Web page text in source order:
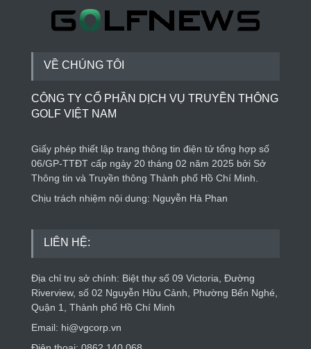
Phong cách sống 5 ngày trước
VỀ CHÚNG TÔI
CÔNG TY CỔ PHẦN DỊCH VỤ TRUYỀN THÔNG
GOLF VIỆT NAM
Giấy phép thiết lập trang thông tin điện tử tổng hợp số
06/GP-TTĐT cấp ngày 20 tháng 02 năm 2025 bởi Sở
Thông tin và Truyền thông Thành phố Hồ Chí Minh.
Chịu trách nhiệm nội dung: Nguyễn Hà Phan
LIÊN HỆ:
Địa chỉ trụ sở chính: Biệt thự số 09 Victoria, Đường
Riverview, số 02 Nguyễn Hữu Cảnh, Phường Bến Nghé,
Quận 1, Thành phố Hồ Chí Minh
Email: hi@vgcorp.vn